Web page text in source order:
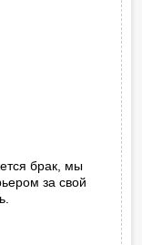
брак, мы
за свой